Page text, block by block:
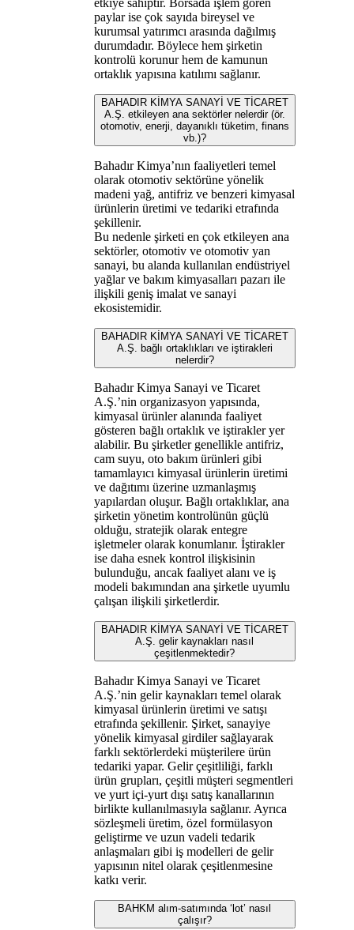
etkiye sahiptir. Borsada işlem gören
paylar ise çok sayıda bireysel ve
kurumsal yatırımcı arasında dağılmış
durumdadır. Böylece hem şirketin
kontrolü korunur hem de kamunun
ortaklık yapısına katılımı sağlanır.
BAHADIR KİMYA SANAYİ VE TİCARET
A.Ş. etkileyen ana sektörler nelerdir (ör.
otomotiv, enerji, dayanıklı tüketim, finans
vb.)?
Bahadır Kimya’nın faaliyetleri temel
olarak otomotiv sektörüne yönelik
madeni yağ, antifriz ve benzeri kimyasal
ürünlerin üretimi ve tedariki etrafında
şekillenir.
Bu nedenle şirketi en çok etkileyen ana
sektörler, otomotiv ve otomotiv yan
sanayi, bu alanda kullanılan endüstriyel
yağlar ve bakım kimyasalları pazarı ile
ilişkili geniş imalat ve sanayi
ekosistemidir.
BAHADIR KİMYA SANAYİ VE TİCARET
A.Ş. bağlı ortaklıkları ve iştirakleri
nelerdir?
Bahadır Kimya Sanayi ve Ticaret
A.Ş.’nin organizasyon yapısında,
kimyasal ürünler alanında faaliyet
gösteren bağlı ortaklık ve iştirakler yer
alabilir. Bu şirketler genellikle antifriz,
cam suyu, oto bakım ürünleri gibi
tamamlayıcı kimyasal ürünlerin üretimi
ve dağıtımı üzerine uzmanlaşmış
yapılardan oluşur. Bağlı ortaklıklar, ana
şirketin yönetim kontrolünün güçlü
olduğu, stratejik olarak entegre
işletmeler olarak konumlanır. İştirakler
ise daha esnek kontrol ilişkisinin
bulunduğu, ancak faaliyet alanı ve iş
modeli bakımından ana şirketle uyumlu
çalışan ilişkili şirketlerdir.
BAHADIR KİMYA SANAYİ VE TİCARET
A.Ş. gelir kaynakları nasıl
çeşitlenmektedir?
Bahadır Kimya Sanayi ve Ticaret
A.Ş.’nin gelir kaynakları temel olarak
kimyasal ürünlerin üretimi ve satışı
etrafında şekillenir. Şirket, sanayiye
yönelik kimyasal girdiler sağlayarak
farklı sektörlerdeki müşterilere ürün
tedariki yapar. Gelir çeşitliliği, farklı
ürün grupları, çeşitli müşteri segmentleri
ve yurt içi-yurt dışı satış kanallarının
birlikte kullanılmasıyla sağlanır. Ayrıca
sözleşmeli üretim, özel formülasyon
geliştirme ve uzun vadeli tedarik
anlaşmaları gibi iş modelleri de gelir
yapısının nitel olarak çeşitlenmesine
katkı verir.
BAHKM alım-satımında ‘lot’ nasıl
çalışır?